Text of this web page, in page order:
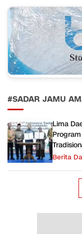
#SADAR JAMU
Lima
Berita